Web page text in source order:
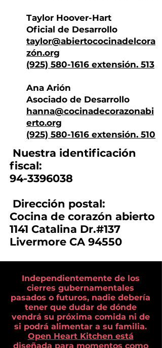
Taylor Hoover-Hart
Oficial de Desarrollo
taylor@abiertococinadelcora
zón.org
(925) 580-1616 extensión. 513
Ana Arión
Asociado de Desarrollo
hanna@cocinadecorazonabi
erto.org
(925) 580-1616 extensión. 510
Nuestra identificación
fiscal:
94-3396038
Dirección postal:
Cocina de corazón abierto
1141 Catalina Dr.#137
Livermore CA 94550
Independientemente de los
cierres gubernamentales
pasados ​​o futuros, nadie debería
tener que dudar de dónde
vendrá su próxima comida ni de
si podrá alimentar a su familia.
Open Heart Kitchen está
diseñada para momentos como